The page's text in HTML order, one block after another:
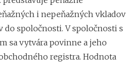
i nepeňažných vkladov
spoločnosti. V spoločnosti s
sa vytvára povinne a jeho
registra. Hodnota